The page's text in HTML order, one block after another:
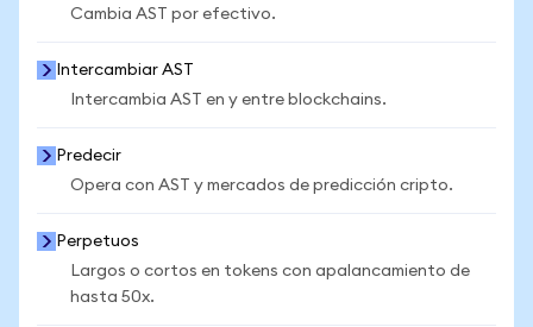
Cambia AST por efectivo.
Intercambiar AST
Intercambia AST en y entre blockchains.
Predecir
Opera con AST y mercados de predicción cripto.
Perpetuos
Largos o cortos en tokens con apalancamiento de
hasta 50x.